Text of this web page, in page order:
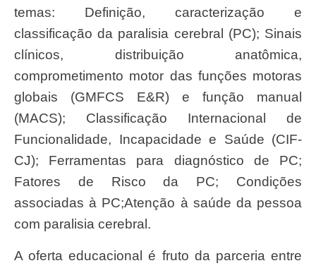
temas: Definição, caracterização e
classificação da paralisia cerebral (PC); Sinais
clínicos, distribuição anatômica,
comprometimento motor das funções motoras
globais (GMFCS E&R) e função manual
(MACS); Classificação Internacional de
Funcionalidade, Incapacidade e Saúde (CIF-
CJ); Ferramentas para diagnóstico de PC;
Fatores de Risco da PC; Condições
associadas à PC;Atenção à saúde da pessoa
com paralisia cerebral.
A oferta educacional é fruto da parceria entre